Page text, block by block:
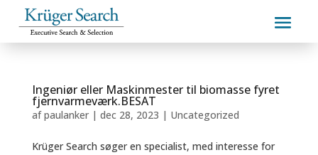
Ingeniør eller Maskinmester til biomasse fyret
fjernvarmeværk.BESAT
afpaulanker| dec 28, 2023 | Uncategorized
Krüger Search søger en specialist, med interesse for